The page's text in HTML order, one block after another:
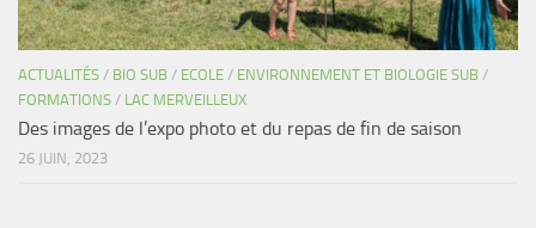
ACTUALITÉS / BIO SUB / ECOLE / ENVIRONNEMENT ET BIOLOGIE SUB /
FORMATIONS / LAC MERVEILLEUX
Des images de l’expo photo et du repas de fin de saison
26 JUIN, 2023